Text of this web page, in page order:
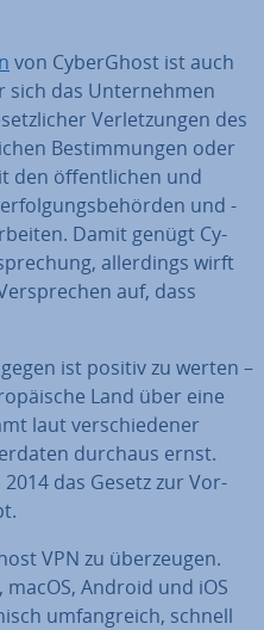
von Cy­berG­host ist auch
sich das Un­ter­neh­men
Ver­let­zun­gen des
Be­stim­mun­gen oder
den öf­fent­li­chen und
und -
Damit genügt Cy­
al­ler­dings wirft
auf, dass
ist positiv zu werten –
Land über eine
laut ver­schie­de­ner
durchaus ernst.
das Gesetz zur Vor­
VPN zu über­zeu­gen.
Android und iOS
um­fang­reich, schnell